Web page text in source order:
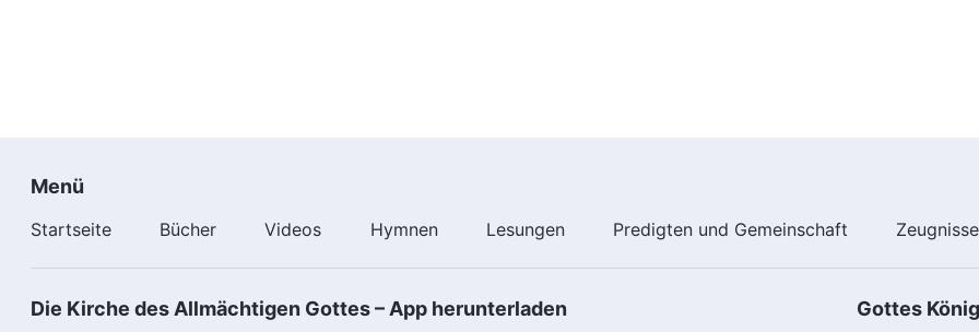
Menü
Startseite Bücher Videos Hymnen Lesungen Predigten und Gemeinschaft Zeugnisse
Die Kirche des Allmächtigen Gottes – App herunterladen Gottes